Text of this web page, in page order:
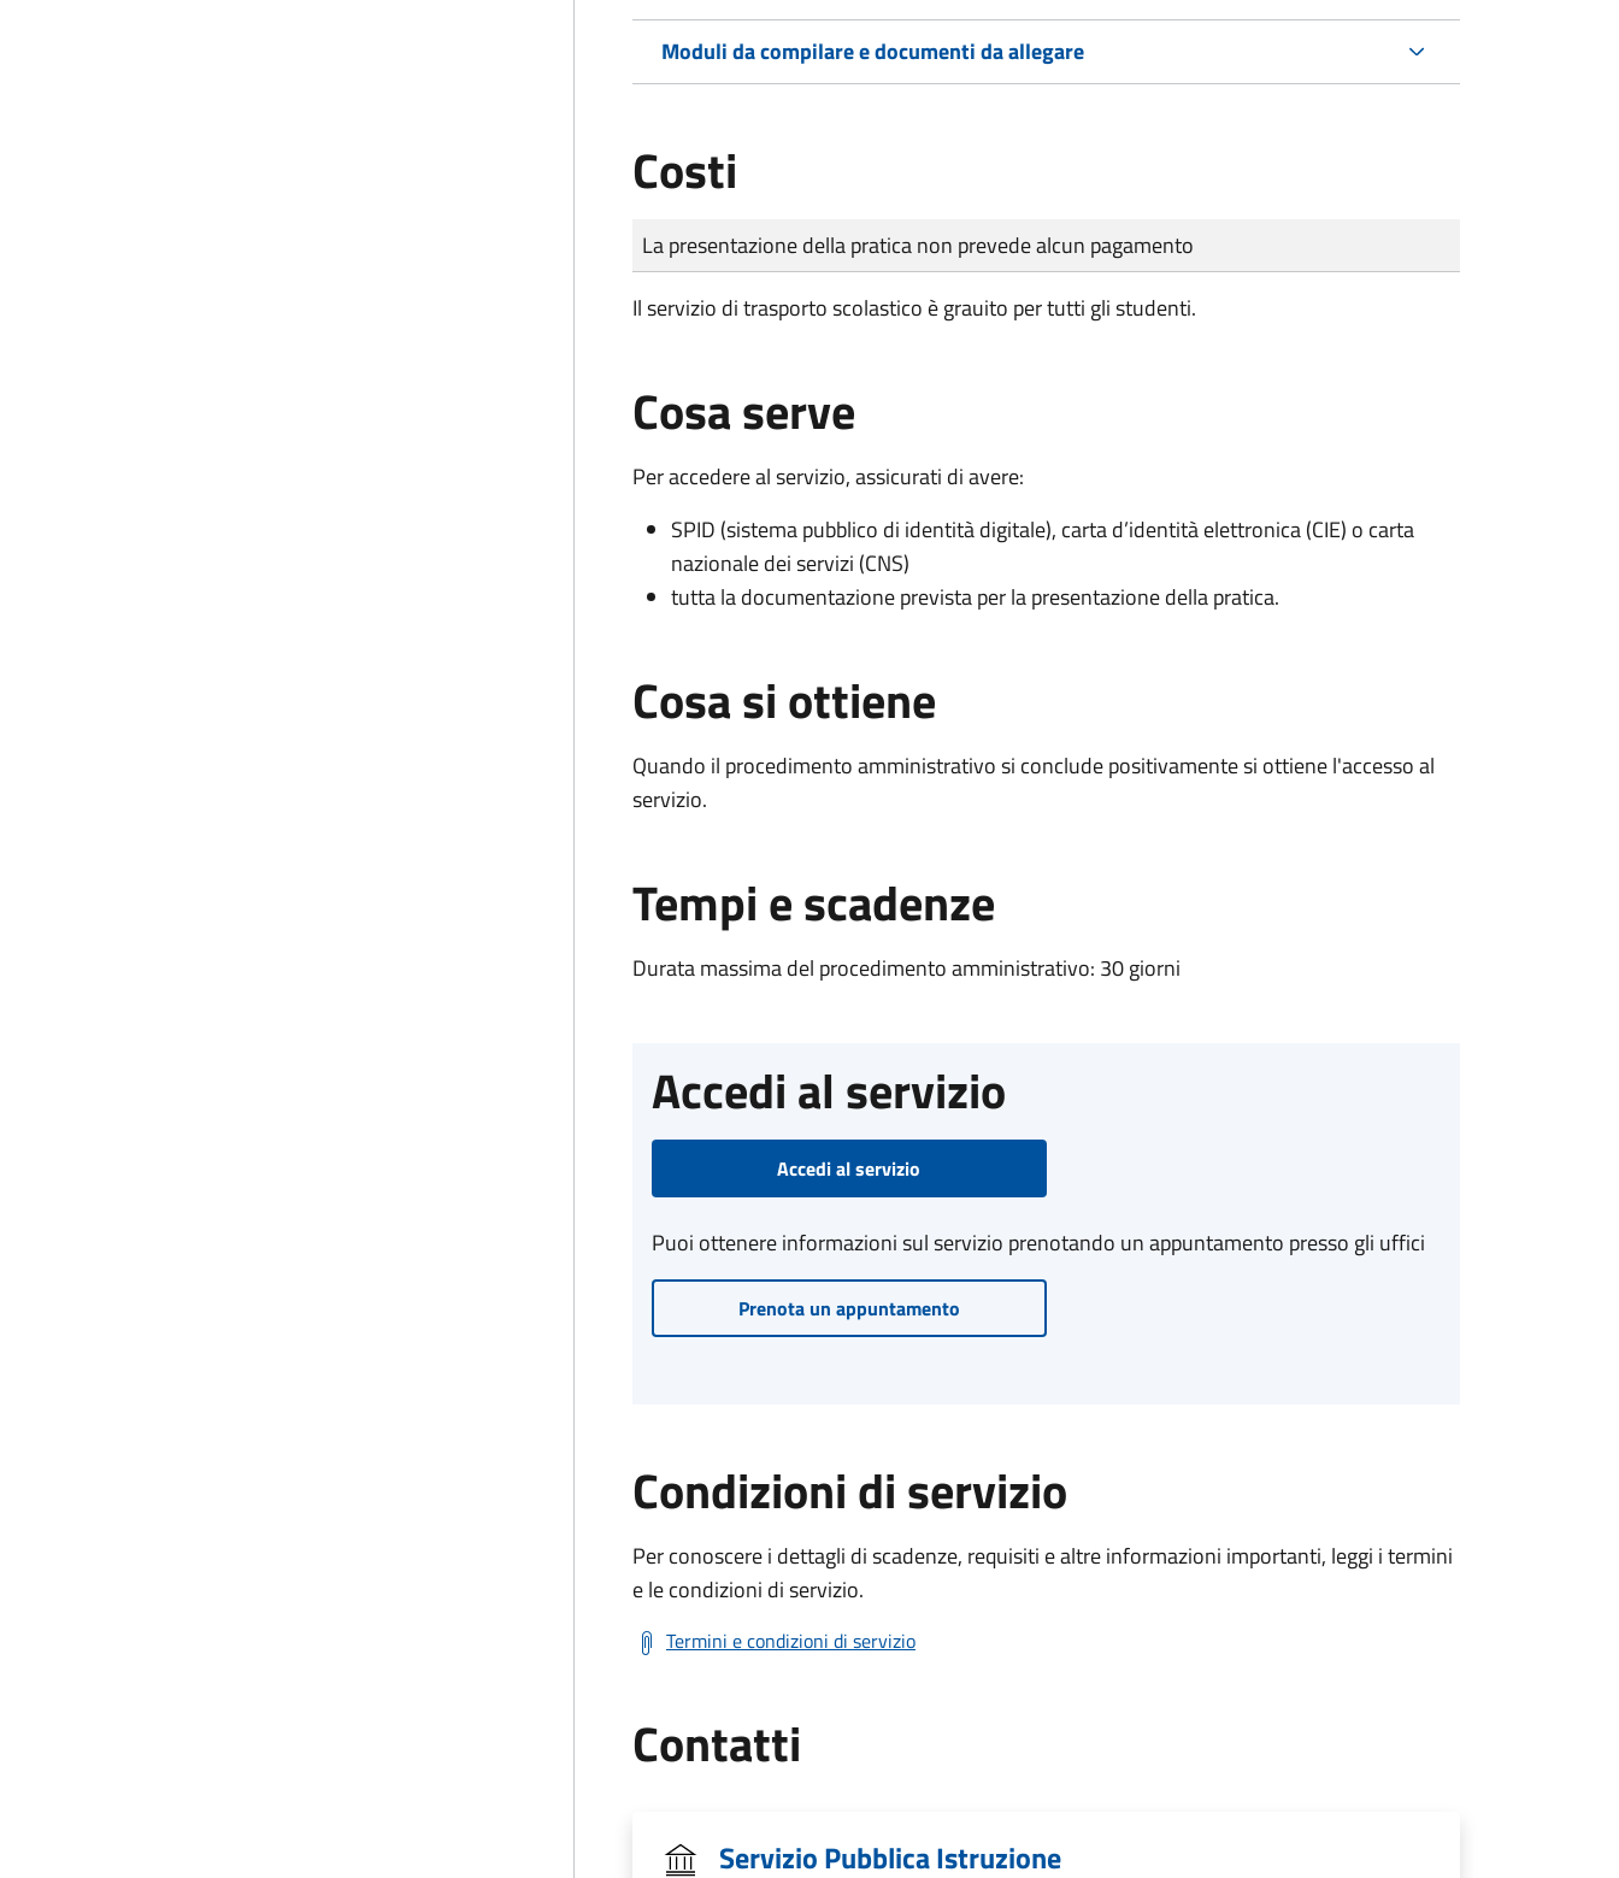
Moduli da compilare e documenti da allegare
Costi
Tipo di pagamento
Importo
La presentazione della pratica non prevede alcun pagamento
Il servizio di trasporto scolastico è grauito per tutti gli studenti.
Cosa serve
Per accedere al servizio, assicurati di avere:
SPID (sistema pubblico di identità digitale), carta d’identità elettronica (CIE) o carta
nazionale dei servizi (CNS)
tutta la documentazione prevista per la presentazione della pratica.
Cosa si ottiene
Quando il procedimento amministrativo si conclude positivamente si ottiene l'accesso al
servizio.
Tempi e scadenze
Durata massima del procedimento amministrativo: 30 giorni
Accedi al servizio
Accedi al servizio
Puoi ottenere informazioni sul servizio prenotando un appuntamento presso gli uffici
Prenota un appuntamento
Condizioni di servizio
Per conoscere i dettagli di scadenze, requisiti e altre informazioni importanti, leggi i termini
e le condizioni di servizio.
Termini e condizioni di servizio
Contatti
Servizio Pubblica Istruzione